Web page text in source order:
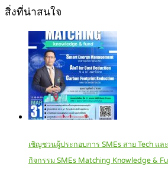
สิ่งที่น่าสนใจ
เชิญชวนผู้ประกอบการ SMEs สาย Tech แล
กิจกรรม SMEs Matching Knowledge &